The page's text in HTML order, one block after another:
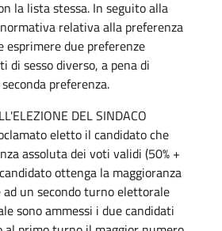
la lista stessa. In seguito alla
relativa alla preferenza
esprimere due preferenze
di sesso diverso, a pena di
preferenza.
DEL SINDACO
eletto il candidato che
assoluta dei voti validi (50% +
ottenga la maggioranza
ad un secondo turno elettorale
sono ammessi i due candidati